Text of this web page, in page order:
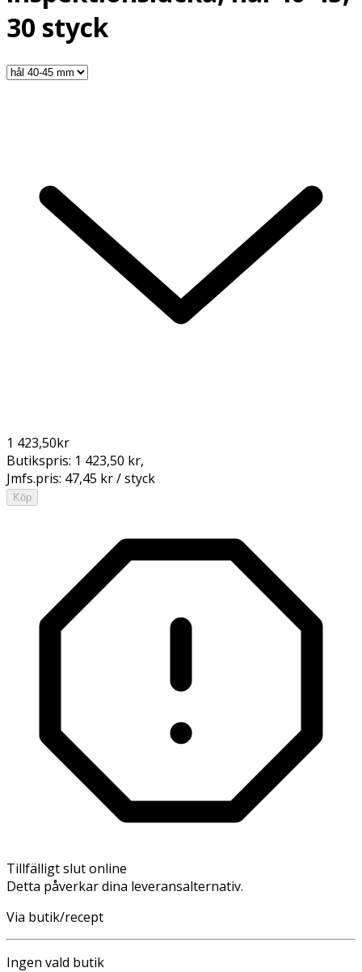
30 styck
1 423,50kr
Butikspris: 1 423,50 kr,
Jmfs.pris: 47,45 kr / styck
Köp
Tillfälligt slut online
Detta påverkar dina leveransalternativ.
Via butik/recept
Ingen vald butik